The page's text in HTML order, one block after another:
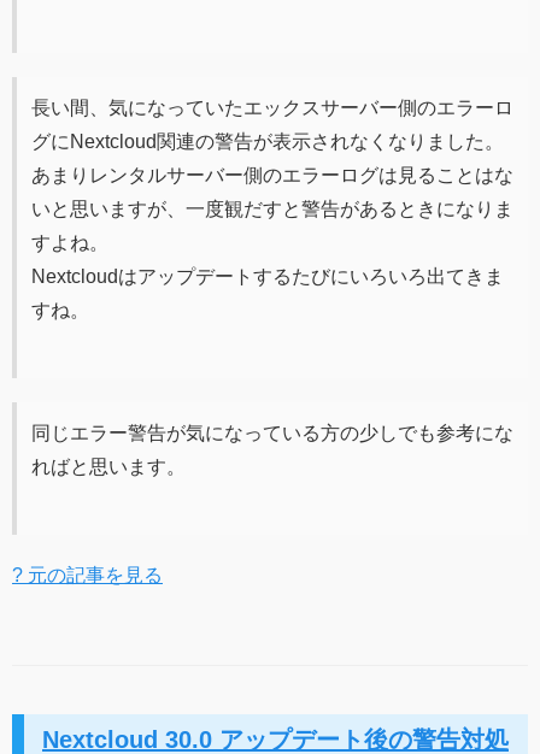
長い間、気になっていたエックスサーバー側のエラーロ
グにNextcloud関連の警告が表示されなくなりました。
あまりレンタルサーバー側のエラーログは見ることはな
いと思いますが、一度観だすと警告があるときになりま
すよね。
Nextcloudはアップデートするたびにいろいろ出てきま
すね。
同じエラー警告が気になっている方の少しでも参考にな
ればと思います。
? 元の記事を見る
Nextcloud 30.0 アップデート後の警告対処